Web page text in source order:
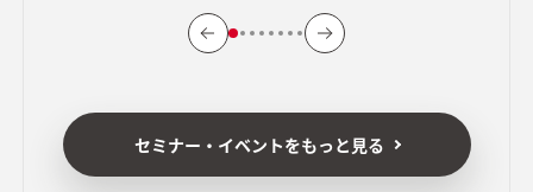
セミナー・イベントをもっと見る